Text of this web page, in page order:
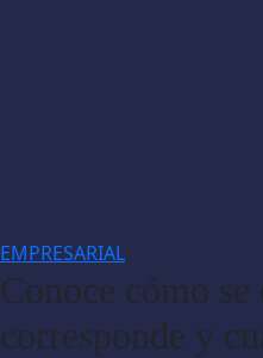
EMPRESARIAL
Conoce cómo
corresponde y